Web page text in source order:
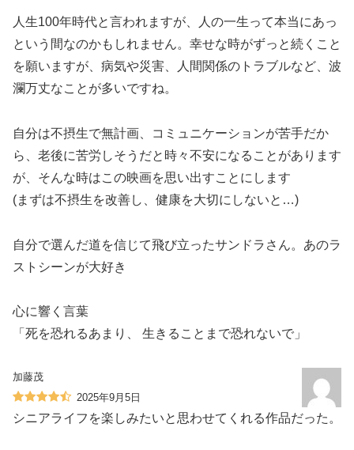
人生100年時代と言われますが、人の一生って本当にあっ
という間なのかもしれません。幸せな時がずっと続くこと
を願いますが、病気や災害、人間関係のトラブルなど、波
瀾万丈なことが多いですね。
自分は不摂生で無計画、コミュニケーションが苦手だか
ら、老後に苦労しそうだと時々不安になることがあります
が、そんな時はこの映画を思い出すことにします
(まずは不摂生を改善し、健康を大切にしないと…)
自分で選んだ道を信じて飛び立ったサンドラさん。あのラ
ストシーンが大好き️
心に響く言葉
「死を恐れるあまり、 生きることまで恐れないで」
加藤茂
2025年9月5日
シニアライフを楽しみたいと思わせてくれる作品だった。